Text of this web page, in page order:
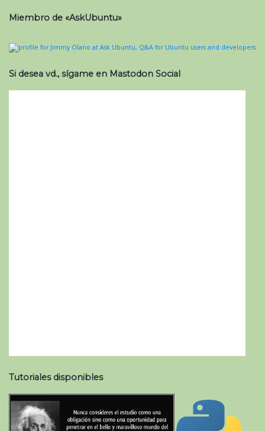
Miembro de «AskUbuntu»
Si desea vd., sígame en Mastodon Social
Tutoriales disponibles